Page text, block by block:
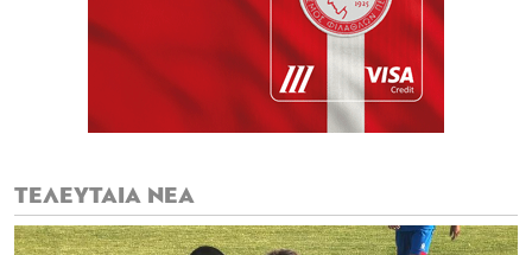
ΤΕΛΕΥΤΑΙΑ ΝΕΑ